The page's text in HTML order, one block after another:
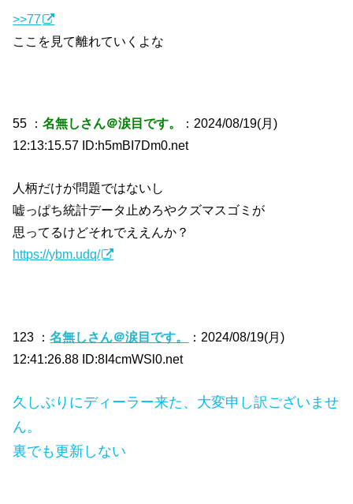
>>77
ここを見て離れていくよな
55 ：名無しさん＠涙目です。
：2024/08/19(月)
12:13:15.57 ID:h5mBI7Dm0.net
人柄だけが問題ではないし
嘘っぱち統計データ止めろやクズマスゴミが
思ってるけどそれでええんか？
https://ybm.udq/
123 ：名無しさん＠涙目です。
：2024/08/19(月)
12:41:26.88 ID:8I4cmWSl0.net
久しぶりにディーラー来た、大変申し訳ございませ
ん。
裏でも更新しない